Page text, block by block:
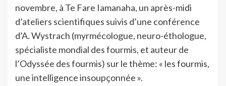
novembre, à Te Fare Iamanaha, un après-midi
d’ateliers scientifiques suivis d’une conférence
d’A. Wystrach (myrmécologue, neuro-éthologue,
spécialiste mondial des fourmis, et auteur de
l’Odyssée des fourmis) sur le thème: « les fourmis,
une intelligence insoupçonnée ».